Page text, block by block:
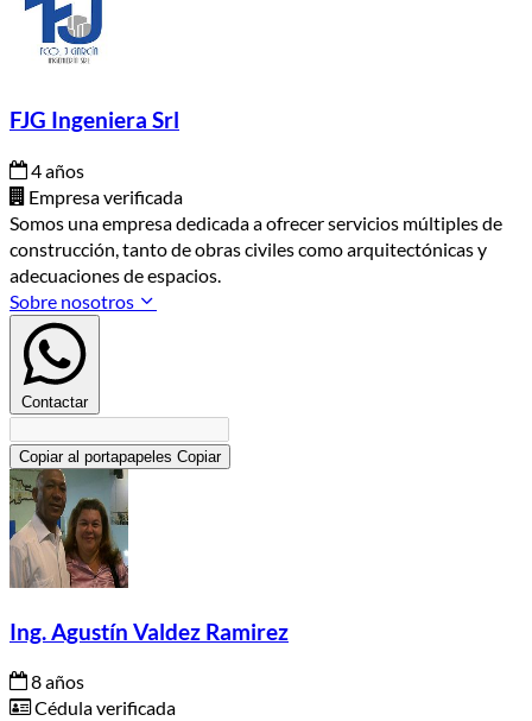
FJG Ingeniera Srl
4 años
Empresa verificada
Somos una empresa dedicada a ofrecer servicios múltiples de
construcción, tanto de obras civiles como arquitectónicas y
adecuaciones de espacios.
Sobre nosotros
Contactar
Copiar al portapapeles Copiar
Ing. Agustín Valdez Ramirez
8 años
Cédula verificada